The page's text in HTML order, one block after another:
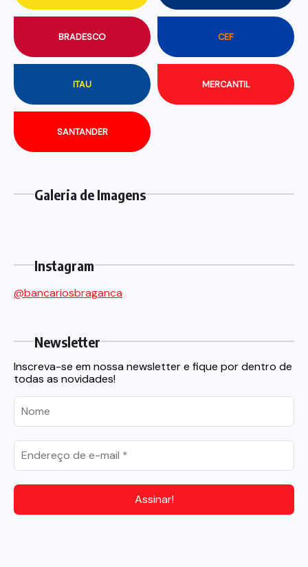
BRADESCO CEF
ITAU MERCANTIL
SANTANDER
Galeria de Imagens
Instagram
@bancariosbraganca
Newsletter
Inscreva-se em nossa newsletter e fique por dentro de
todas as novidades!